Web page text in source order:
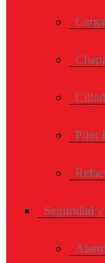
Pilas
Seguridad